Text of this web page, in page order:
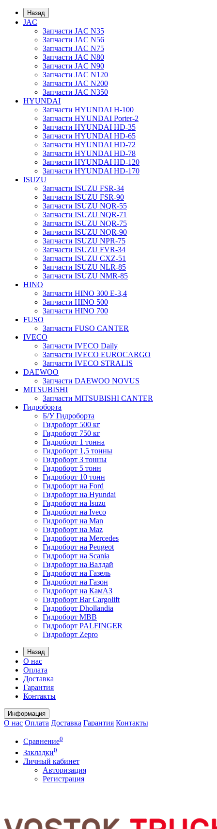
Назад
JAC
Запчасти JAC N35
Запчасти JAC N56
Запчасти JAC N75
Запчасти JAC N80
Запчасти JAC N90
Запчасти JAC N120
Запчасти JAC N200
Запчасти JAC N350
HYUNDAI
Запчасти HYUNDAI H-100
Запчасти HYUNDAI Porter-2
Запчасти HYUNDAI HD-35
Запчасти HYUNDAI HD-65
Запчасти HYUNDAI HD-72
Запчасти HYUNDAI HD-78
Запчасти HYUNDAI HD-120
Запчасти HYUNDAI HD-170
ISUZU
Запчасти ISUZU FSR-34
Запчасти ISUZU FSR-90
Запчасти ISUZU NQR-55
Запчасти ISUZU NQR-71
Запчасти ISUZU NQR-75
Запчасти ISUZU NQR-90
Запчасти ISUZU NPR-75
Запчасти ISUZU FVR-34
Запчасти ISUZU CXZ-51
Запчасти ISUZU NLR-85
Запчасти ISUZU NMR-85
HINO
Запчасти HINO 300 E-3,4
Запчасти HINO 500
Запчасти HINO 700
FUSO
Запчасти FUSO CANTER
IVECO
Запчасти IVECO Daily
Запчасти IVECO EUROCARGO
Запчасти IVECO STRALIS
DAEWOO
Запчасти DAEWOO NOVUS
MITSUBISHI
Запчасти MITSUBISHI CANTER
Гидроборта
Б/У Гидроборта
Гидроборт 500 кг
Гидроборт 750 кг
Гидроборт 1 тонна
Гидроборт 1,5 тонны
Гидроборт 3 тонны
Гидроборт 5 тонн
Гидроборт 10 тонн
Гидроборт на Ford
Гидроборт на Hyundai
Гидроборт на Isuzu
Гидроборт на Iveco
Гидроборт на Man
Гидроборт на Maz
Гидроборт на Mercedes
Гидроборт на Peugeot
Гидроборт на Scania
Гидроборт на Валдай
Гидроборт на Газель
Гидроборт на Газон
Гидроборт на КамАЗ
Гидроборт Bar Cargolift
Гидроборт Dhollandia
Гидроборт MBB
Гидроборт PALFINGER
Гидроборт Zepro
Назад
О нас
Оплата
Доставка
Гарантия
Контакты
Информация
О нас Оплата Доставка Гарантия Контакты
Сравнение0
Закладки0
Личный кабинет
Авторизация
Регистрация